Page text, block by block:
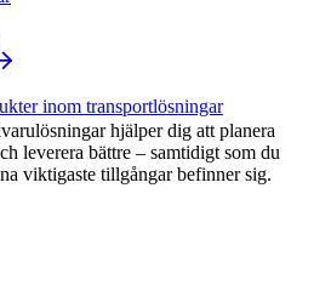
inom transportlösningar
hjälper dig att planera
leverera bättre – samtidigt som du
viktigaste tillgångar befinner sig.